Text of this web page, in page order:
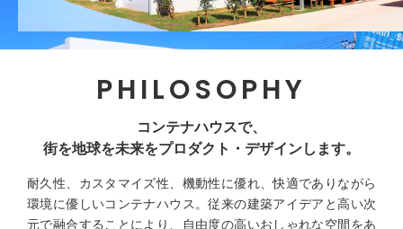
PHILOSOPHY
コンテナハウスで、
街を地球を未来をプロダクト・デザインします。
耐久性、カスタマイズ性、機動性に優れ、快適でありながら
環境に優しいコンテナハウス。従来の建築アイデアと高い次
元で融合することにより、自由度の高いおしゃれな空間をあ